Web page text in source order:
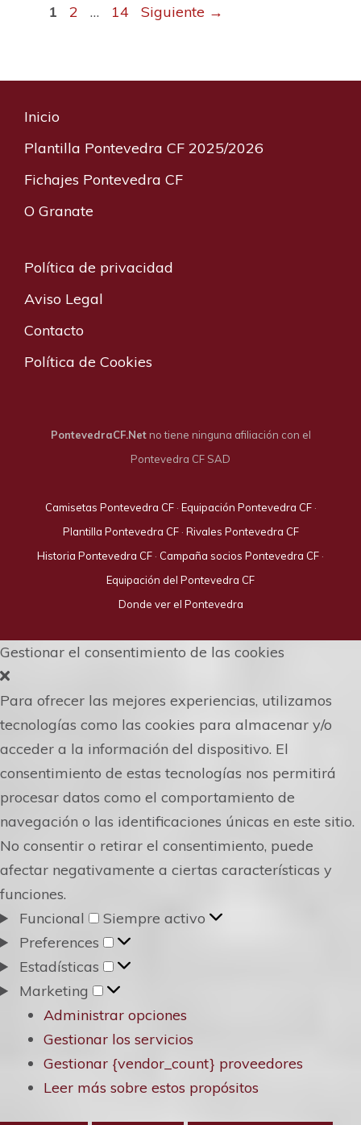
P
i
n
1
P
i
2 …
P
i
14 Siguiente →
Inicio
Plantilla Pontevedra CF 2025/2026
Fichajes Pontevedra CF
O Granate
Política de privacidad
Aviso Legal
Contacto
Política de Cookies
PontevedraCF.Netno tiene ninguna afiliación con el
Pontevedra CF SAD
Camisetas Pontevedra CF· Equipación Pontevedra CF·
Plantilla Pontevedra CF· Rivales Pontevedra CF
Historia Pontevedra CF · Campaña socios Pontevedra CF ·
Equipación del Pontevedra CF
Donde ver el Pontevedra
Gestionar el consentimiento de las cookies
Para ofrecer las mejores experiencias, utilizamos
tecnologías como las cookies para almacenar y/o
acceder a la información del dispositivo. El
consentimiento de estas tecnologías nos permitirá
procesar datos como el comportamiento de
navegación o las identificaciones únicas en este sitio.
No consentir o retirar el consentimiento, puede
afectar negativamente a ciertas características y
funciones.
Funcional
Funcional
Siempre activo
Preferences
Preferences
Estadísticas
Estadísticas
Marketing
Marketing
Administrar opciones
Gestionar los servicios
Gestionar {vendor_count} proveedores
Leer más sobre estos propósitos